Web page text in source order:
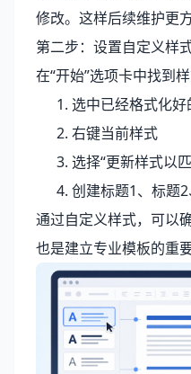
修改。这样后续维护更方
第二步：设置自定义样
在“开始”选项卡中找到样
选中已经格式化
右键当前样式
选择“更新样式以
创建标题1、标题
通过自定义样式，可以
也是建立专业模板的重要